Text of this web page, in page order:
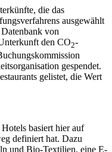
die das
ausgewählt
von
den CO2-
gespendet.
gelistet, die Wert
basiert hier auf
definiert hat. Dazu
und Bio-Textilien, eine E-